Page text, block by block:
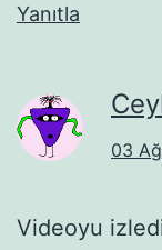
Yanıtla
03
Videoyu